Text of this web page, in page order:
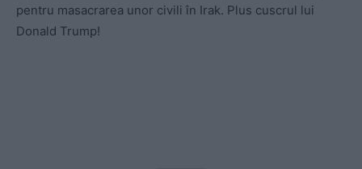
pentru masacrarea unor civili în Irak. Plus cuscrul lui
Donald Trump!